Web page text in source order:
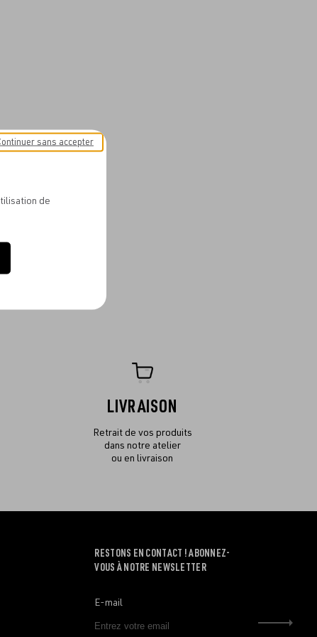
LIVRAISON
Retrait de vos produits
dans notre atelier
ou en livraison
RESTONS EN CONTACT ! ABONNEZ-
VOUS À NOTRE NEWSLETTER
E-mail
de
sans accepter